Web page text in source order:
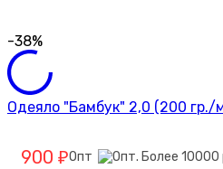
-38%
Одеяло "Бамбук" 2,0 (200 гр./
900 ₽Опт